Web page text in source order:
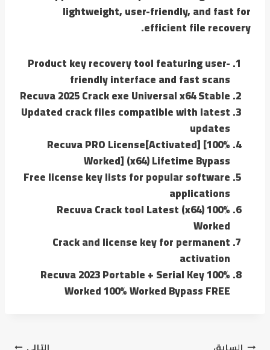
lightweight, user-friendly, and fast for
efficient file recovery.
Product key recovery tool featuring user-
friendly interface and fast scans
Recuva 2025 Crack exe Universal x64 Stable
Updated crack files compatible with latest
updates
Recuva PRO License[Activated] [100%
Worked] (x64) Lifetime Bypass
Free license key lists for popular software
applications
Recuva Crack tool Latest (x64) 100%
Worked
Crack and license key for permanent
activation
Recuva 2023 Portable + Serial Key 100%
Worked 100% Worked Bypass FREE